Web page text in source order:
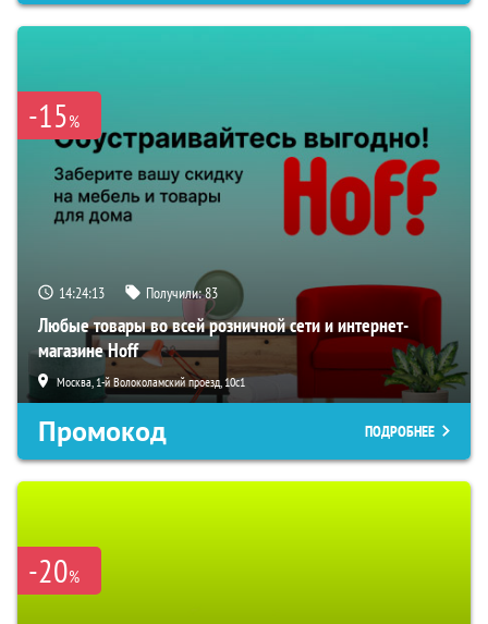
-15%
14:24:13 Получили:83
Любые товары во всей розничной сети и интернет-
магазине Hoff
Москва, 1-й Волоколамский проезд, 10с1
Промокод ПОДРОБНЕЕ
-20%